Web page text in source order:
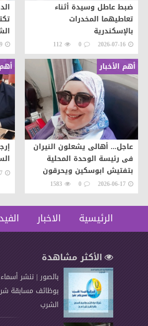
ضبط عاطل وسيدة أثناء
تعاطيهما المخدرات
بالإسكندرية
2026-07-16
0
112
أهم الأخبار
عاجل... أهالى يشعلون النيران
فى رئيسة الوحدة المحلية
بتفتيش ابوسكين ويحرقون
سيارتها اعتراضات على تنفيذ
قرار إزالة..
2026-06-17
0
1583
الرئيسية الاخبار
الأكثر مشاهدة
بالصور | ننشر
بوظائف مسابقة
الشرب